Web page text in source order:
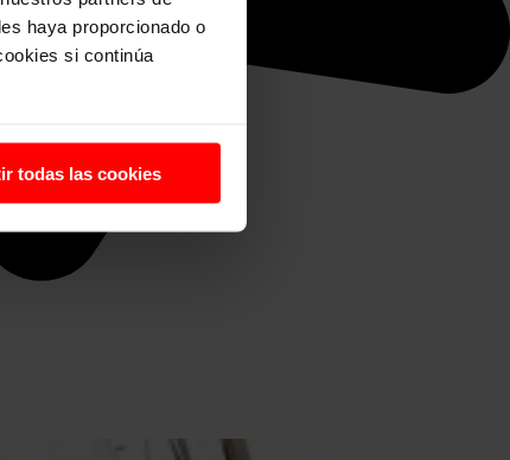
haya proporcionado o
si continúa
todas las cookies